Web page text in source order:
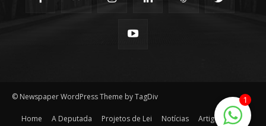
© Newspaper WordPress Theme by TagDiv
Home A Deputada Projetos de Lei Notícias
Artigos
1